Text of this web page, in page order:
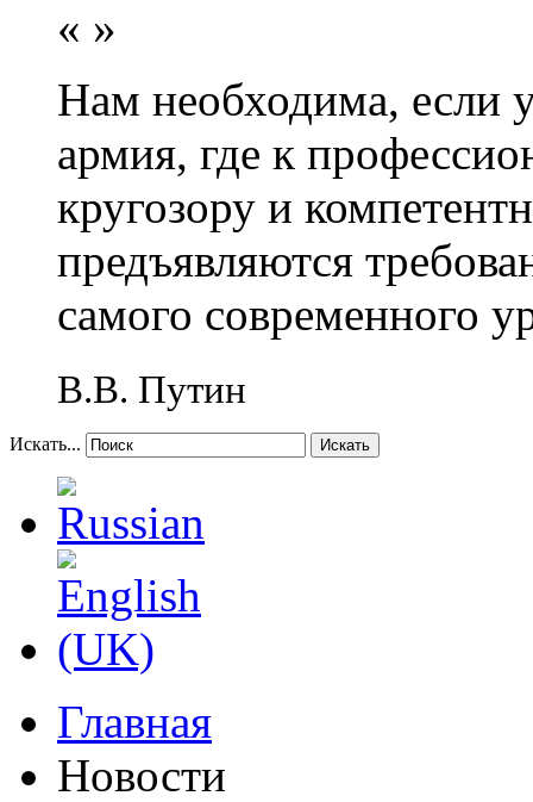
« »
Нам необходима, если
армия, где к
кругозору и
предъявляются
самого современного
В.В. Путин
Искать... Искать
Главная
Новости